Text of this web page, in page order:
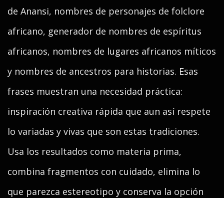
de Anansi, nombres de personajes de folclore
africano, generador de nombres de espíritus
africanos, nombres de lugares africanos míticos
y nombres de ancestros para historias. Esas
frases muestran una necesidad práctica:
inspiración creativa rápida que aun así respete
lo variadas y vivas que son estas tradiciones.
Usa los resultados como materia prima,
combina fragmentos con cuidado, elimina lo
que parezca estereotipo y conserva la opción